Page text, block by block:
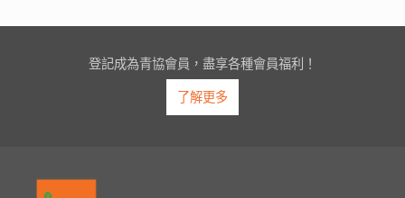
登記成為青協會員，盡享各種會員福利！
了解更多